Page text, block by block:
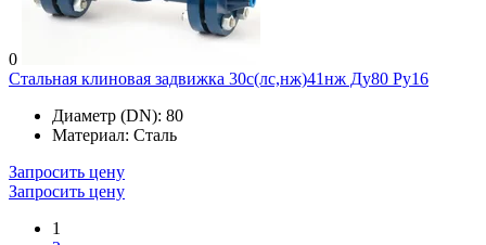
0
Стальная клиновая задвижка 30с(лс,нж)41нж Ду80 Ру16
Диаметр (DN): 80
Материал: Сталь
Запросить цену
Запросить цену
1